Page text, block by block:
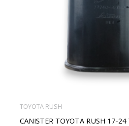
TOYOTA RUSH
CANISTER TOYOTA RUSH 17-